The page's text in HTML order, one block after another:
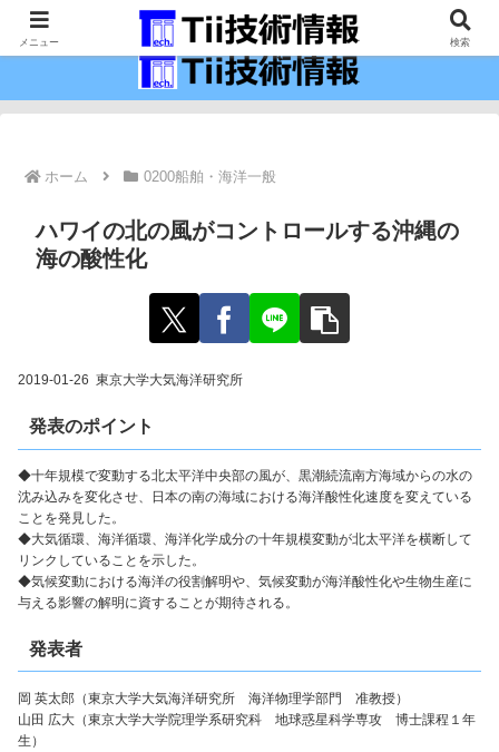
最新の科学技術の情報インフラ。
ホーム 0200船舶・海洋一般
ハワイの北の風がコントロールする沖縄の
海の酸性化
2019-01-26 東京大学大気海洋研究所
発表のポイント
◆十年規模で変動する北太平洋中央部の風が、黒潮続流南方海域からの水の
沈み込みを変化させ、日本の南の海域における海洋酸性化速度を変えている
ことを発見した。
◆大気循環、海洋循環、海洋化学成分の十年規模変動が北太平洋を横断して
リンクしていることを示した。
◆気候変動における海洋の役割解明や、気候変動が海洋酸性化や生物生産に
与える影響の解明に資することが期待される。
発表者
岡 英太郎（東京大学大気海洋研究所 海洋物理学部門 准教授）
山田 広大（東京大学大学院理学系研究科 地球惑星科学専攻 博士課程１年
生）
メニュー 検索